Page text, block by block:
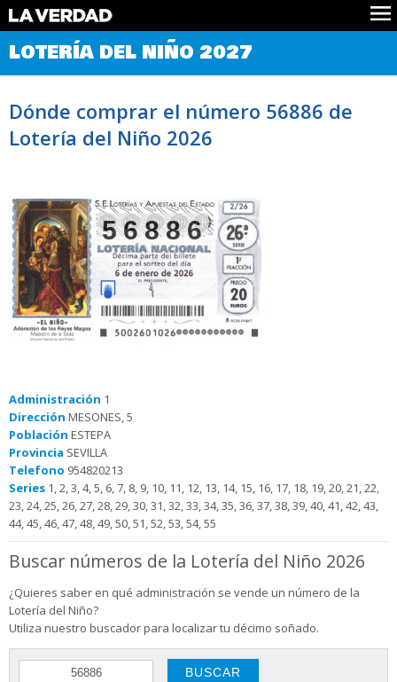
Comprobar Loteria del Niño
Premios
Noticias
Datos
LOTERÍA DEL NIÑO 2027
Dónde comprar el número 56886 de
Lotería del Niño 2026
56886
Administración 1
Dirección MESONES, 5
Población ESTEPA
Provincia SEVILLA
Telefono 954820213
Series 1, 2, 3, 4, 5, 6, 7, 8, 9, 10, 11, 12, 13, 14, 15, 16, 17, 18, 19, 20, 21, 22,
23, 24, 25, 26, 27, 28, 29, 30, 31, 32, 33, 34, 35, 36, 37, 38, 39, 40, 41, 42, 43,
44, 45, 46, 47, 48, 49, 50, 51, 52, 53, 54, 55
Buscar números de la Lotería del Niño 2026
¿Quieres saber en qué administración se vende un número de la
Lotería del Niño?
Utiliza nuestro buscador para localizar tu décimo soñado.